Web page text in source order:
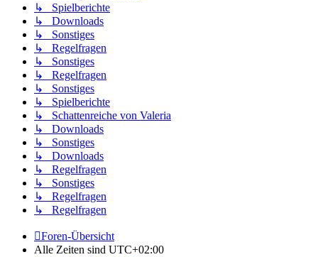
↳ Spielberichte
↳ Downloads
↳ Sonstiges
↳ Regelfragen
↳ Sonstiges
↳ Regelfragen
↳ Sonstiges
↳ Spielberichte
↳ Schattenreiche von Valeria
↳ Downloads
↳ Sonstiges
↳ Downloads
↳ Regelfragen
↳ Sonstiges
↳ Regelfragen
↳ Regelfragen
Foren-Übersicht
Alle Zeiten sind UTC+02:00